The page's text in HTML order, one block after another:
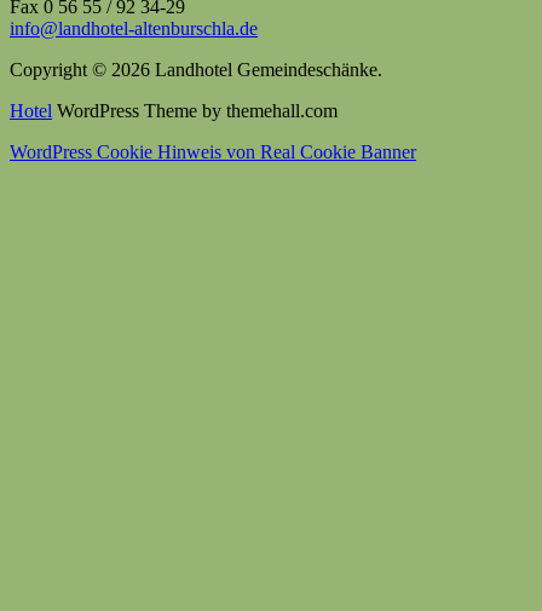
Fax 0 56 55 / 92 34-29
info@landhotel-altenburschla.de
Copyright © 2026 Landhotel Gemeindeschänke.
Hotel WordPress Theme by themehall.com
WordPress Cookie Hinweis von Real Cookie Banner